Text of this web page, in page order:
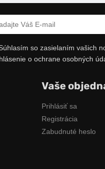
so zasielaním vašich
o ochrane osobných
Vaše
Prihlásiť sa
Registrácia
Zabudnuté heslo